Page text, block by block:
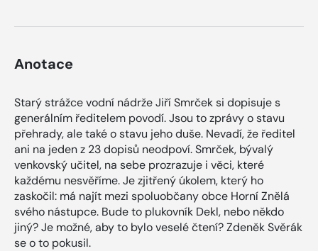
Anotace
Starý strážce vodní nádrže Jiří Smrček si dopisuje s
generálním ředitelem povodí. Jsou to zprávy o stavu
přehrady, ale také o stavu jeho duše. Nevadí, že ředitel
ani na jeden z 23 dopisů neodpoví. Smrček, bývalý
venkovský učitel, na sebe prozrazuje i věci, které
každému nesvěříme. Je zjitřený úkolem, který ho
zaskočil: má najít mezi spoluobčany obce Horní Znělá
svého nástupce. Bude to plukovník Dekl, nebo někdo
jiný? Je možné, aby to bylo veselé čtení? Zdeněk Svěrák
se o to pokusil.